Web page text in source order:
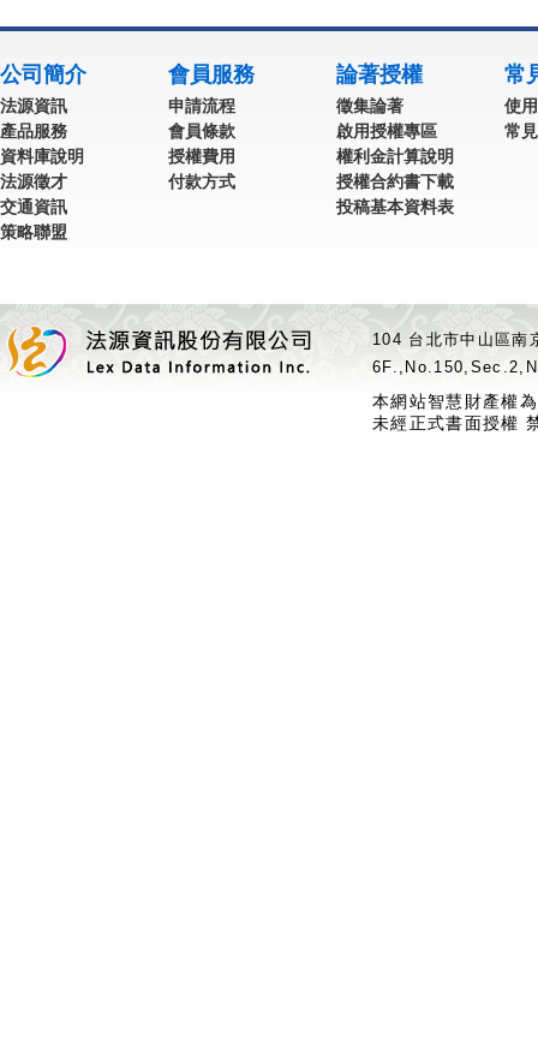
公司簡介
法源資訊
產品服務
資料庫說明
法源徵才
交通資訊
策略聯盟
會員服務
申請流程
會員條款
授權費用
付款方式
論著授權
徵集論著
啟用授權專區
權利金計算說明
授權合約書下載
投稿基本資料表
常
使
常
104 台北市中山區
本網站智慧財產權
未經正式書面授權